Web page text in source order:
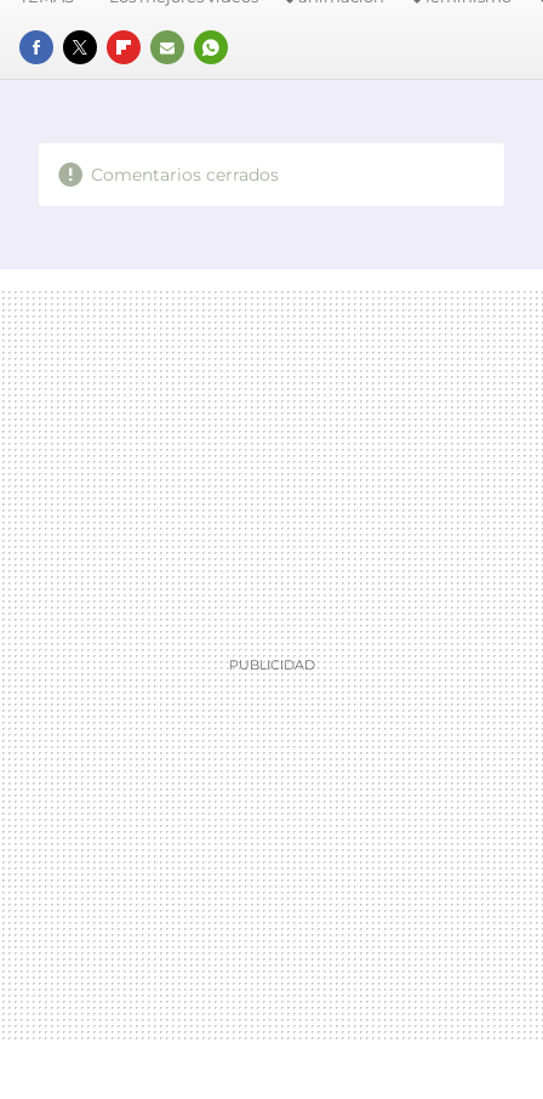
FACEBOOK
TWITTERFLIPBOARD
E-
WHATSAPP
Comentarios cerrados